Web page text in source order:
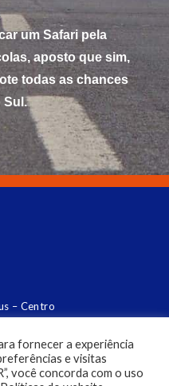
um Safari pela
aposto que sim,
todas as chances
Sul.
– Centro
fornecer a experiência
e visitas
você concorda com o uso